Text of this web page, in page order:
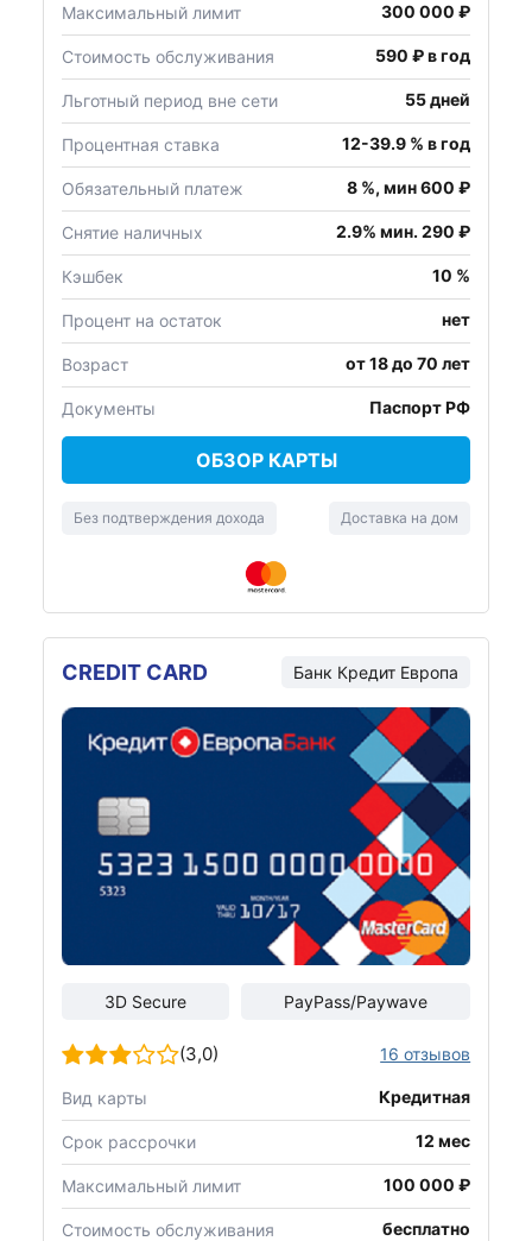
Максимальный лимит 300 000 ₽
Стоимость обслуживания 590 ₽ в год
Льготный период вне сети 55 дней
Процентная ставка 12-39.9 % в год
Обязательный платеж 8 %, мин 600 ₽
Снятие наличных 2.9% мин. 290 ₽
Кэшбек 10 %
Процент на остаток нет
Возраст от 18 до 70 лет
Документы Паспорт РФ
ОБЗОР КАРТЫ
Без подтверждения дохода Доставка на дом
CREDIT CARD Банк Кредит Европа
3D Secure PayPass/Paywave
(3,0) 16 отзывов
Вид карты Кредитная
Срок рассрочки 12 мес
Максимальный лимит 100 000 ₽
Стоимость обслуживания бесплатно